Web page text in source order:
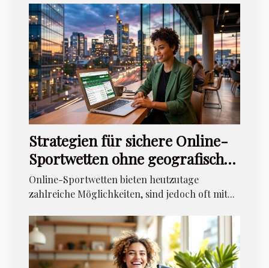
Strategien für sichere Online-
Sportwetten ohne geografische
Einschränkungen
Online-Sportwetten bieten heutzutage
zahlreiche Möglichkeiten, sind jedoch oft mit...